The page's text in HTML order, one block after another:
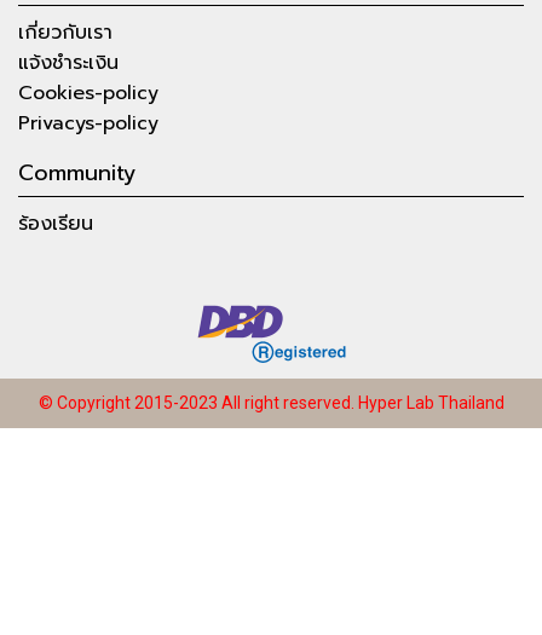
เกี่ยวกับเรา
แจ้งชำระเงิน
Cookies-policy
Privacys-policy
Community
ร้องเรียน
© Copyright 2015-2023 All right reserved. Hyper Lab Thailand